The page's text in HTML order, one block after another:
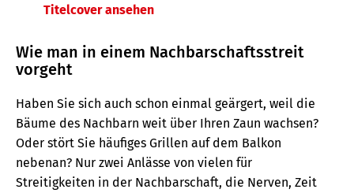
Titelcover ansehen
Wie man in einem Nachbarschaftsstreit
vorgeht
Haben Sie sich auch schon einmal geärgert, weil die
Bäume des Nachbarn weit über Ihren Zaun wachsen?
Oder stört Sie häufiges Grillen auf dem Balkon
nebenan? Nur zwei Anlässe von vielen für
Streitigkeiten in der Nachbarschaft, die Nerven, Zeit